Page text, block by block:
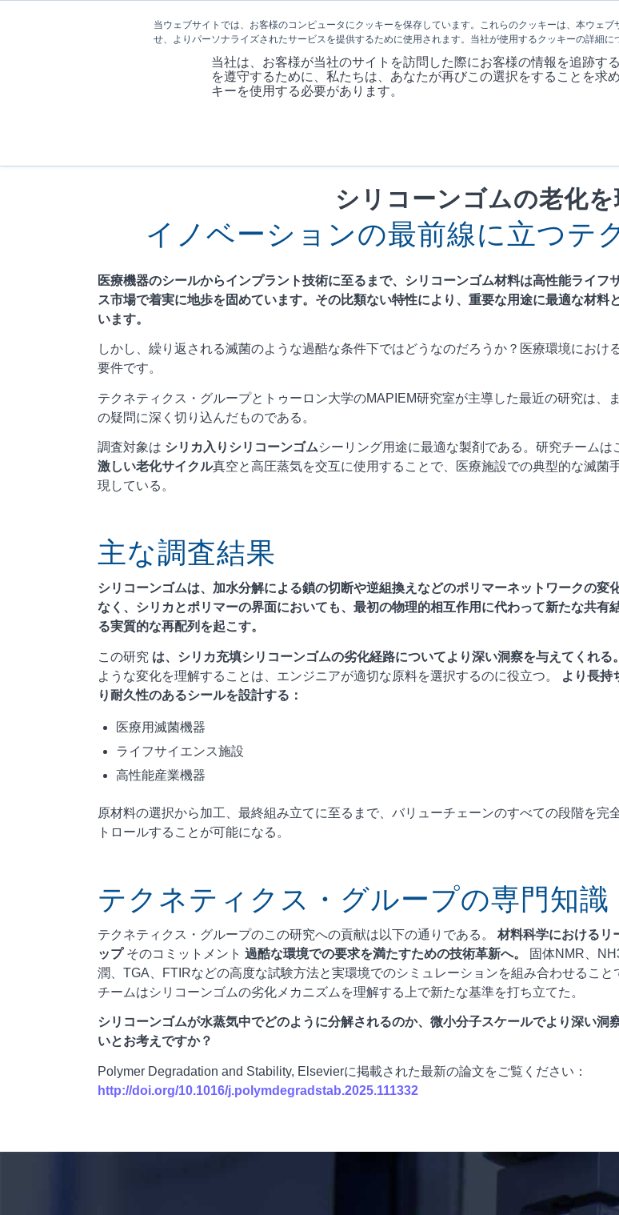
当ウェブサイトでは、お客様のコンピュータにクッキーを保存しています。これらのクッキーは、本ウェ
せ、よりパーソナライズされたサービスを提供するために使用されます。当社が使用するクッキーの詳細に
当社は、お客様が当社のサイトを訪問した際にお客様の情報を追跡す
を遵守するために、私たちは、あなたが再びこの選択をすることを求
キーを使用する必要があります。
会社概要 製品
シリコーンゴムの老化を
イノベーションの最前線に立つテ
医療機器のシールからインプラント技術に至るまで、シリコーンゴム材料は高性能ライフ
ス市場で着実に地歩を固めています。その比類ない特性により、重要な用途に最適な材料
います。
しかし、繰り返される滅菌のような過酷な条件下ではどうなのだろうか？医療環境におけ
要件です。
テクネティクス・グループとトゥーロン大学のMAPIEM研究室が主導した最近の研究は、
の疑問に深く切り込んだものである。
調査対象は シリカ入りシリコーンゴムシーリング用途に最適な製剤である。研究チームは
激しい老化サイクル真空と高圧蒸気を交互に使用することで、医療施設での典型的な滅菌
現している。
主な調査結果
シリコーンゴムは、加水分解による鎖の切断や逆組換えなどのポリマーネットワークの変
なく、シリカとポリマーの界面においても、最初の物理的相互作用に代わって新たな共有
る実質的な再配列を起こす。
この研究 は、シリカ充填シリコーンゴムの劣化経路についてより深い洞察を与えてくれる。
ような変化を理解することは、エンジニアが適切な原料を選択するのに役立つ。
より長持
り耐久性のあるシールを設計する：
医療用滅菌機器
ライフサイエンス施設
高性能産業機器
原材料の選択から加工、最終組み立てに至るまで、バリューチェーンのすべての段階を完
トロールすることが可能になる。
テクネティクス・グループの専門知識
テクネティクス・グループのこの研究への貢献は以下の通りである。 材料科学におけるリ
ップそのコミットメント 過酷な環境での要求を満たすための技術革新へ。
固体NMR、
潤、TGA、FTIRなどの高度な試験方法と実環境でのシミュレーションを組み合わせること
チームはシリコーンゴムの劣化メカニズムを理解する上で新たな基準を打ち立てた。
シリコーンゴムが水蒸気中でどのように分解されるのか、微小分子スケールでより深い洞
いとお考えですか？
Polymer Degradation and Stability, Elsevierに掲載された最新の論文をご覧ください：
http://doi.org/10.1016/j.polymdegradstab.2025.111332